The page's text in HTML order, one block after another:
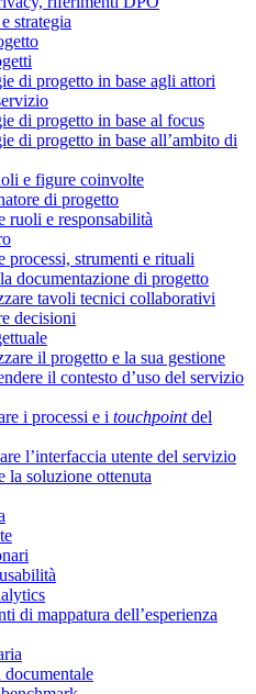
strategia
di progetto in base agli attori
di progetto in base al focus
di progetto in base all’ambito di
e figure coinvolte
di progetto
ruoli e responsabilità
processi, strumenti e rituali
documentazione di progetto
tavoli tecnici collaborativi
decisioni
il progetto e la sua gestione
il contesto d’uso del servizio
i processi e i touchpointdel
l’interfaccia utente del servizio
la soluzione ottenuta
di mappatura dell’esperienza